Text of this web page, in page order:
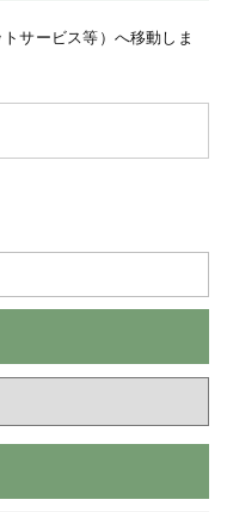
サービス等）へ移動しま